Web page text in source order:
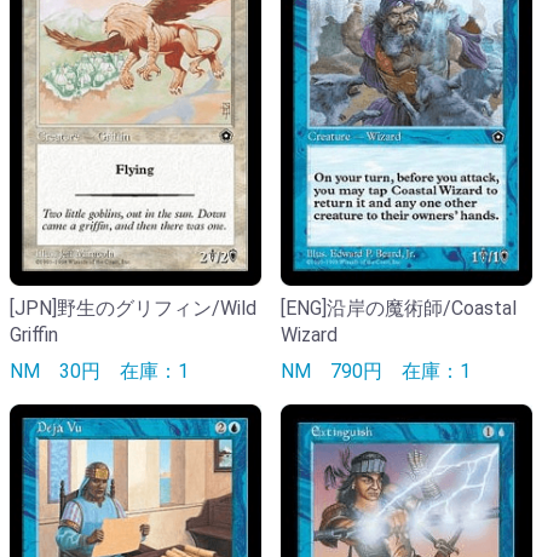
[JPN]野生のグリフィン/Wild
Griffin
NM 30円 在庫：1
[ENG]沿岸の魔術師/Coastal
Wizard
NM 790円 在庫：1